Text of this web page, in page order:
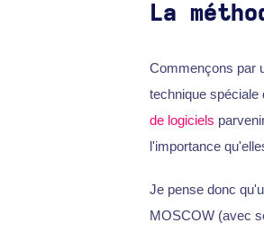
La
Commençons par
technique spéciale
de logiciels
l'importance
Je pense donc
MOSCOW (avec